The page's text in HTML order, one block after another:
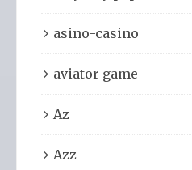
asino-casino
aviator game
Az
Azz